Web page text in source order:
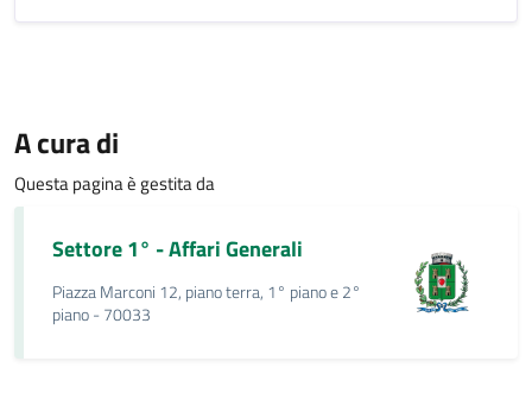
A cura di
Questa pagina è gestita da
Settore 1° - Affari Generali
Piazza Marconi 12, piano terra, 1° piano e 2°
piano - 70033